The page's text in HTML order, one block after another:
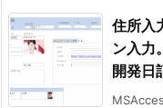
住所入
ン入力
開発日